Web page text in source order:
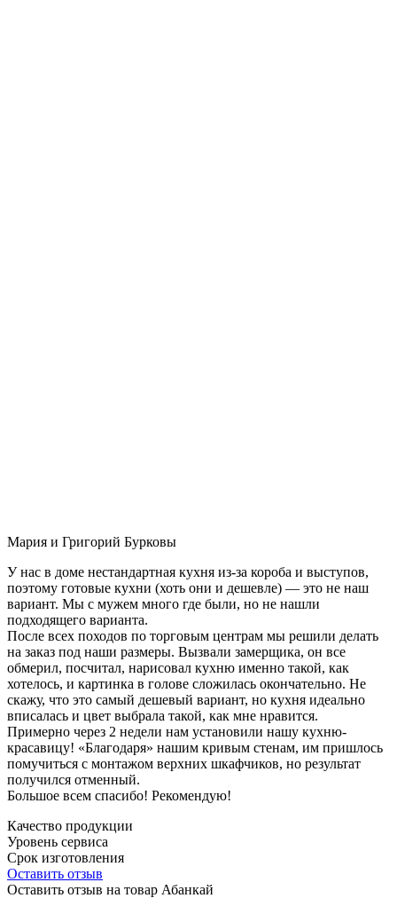
Мария и Григорий Бурковы
У нас в доме нестандартная кухня из-за короба и выступов,
поэтому готовые кухни (хоть они и дешевле) — это не наш
вариант. Мы с мужем много где были, но не нашли
подходящего варианта.
После всех походов по торговым центрам мы решили делать
на заказ под наши размеры. Вызвали замерщика, он все
обмерил, посчитал, нарисовал кухню именно такой, как
хотелось, и картинка в голове сложилась окончательно. Не
скажу, что это самый дешевый вариант, но кухня идеально
вписалась и цвет выбрала такой, как мне нравится.
Примерно через 2 недели нам установили нашу кухню-
красавицу! «Благодаря» нашим кривым стенам, им пришлось
помучиться с монтажом верхних шкафчиков, но результат
получился отменный.
Большое всем спасибо! Рекомендую!
Качество продукции
Уровень сервиса
Срок изготовления
Оставить отзыв
Оставить отзыв на товар Абанкай